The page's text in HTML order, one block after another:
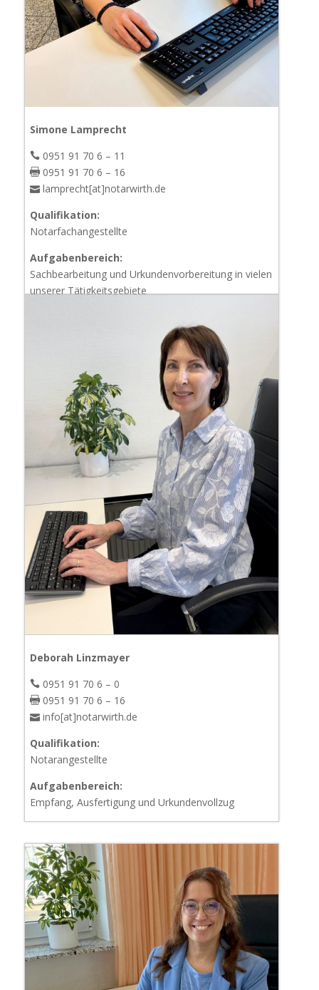
Simone Lamprecht
0951 91 70 6 – 11
0951 91 70 6 – 16
lamprecht[at]notarwirth.de
Qualifikation:
Notarfachangestellte
Aufgabenbereich:
Sachbearbeitung und Urkundenvorbereitung in vielen
unserer Tätigkeitsgebiete​
Deborah Linzmayer
0951 91 70 6 – 0
0951 91 70 6 – 16
info[at]notarwirth.de
Qualifikation:
Notarangestellte
Aufgabenbereich:
Empfang, Ausfertigung und Urkundenvollzug